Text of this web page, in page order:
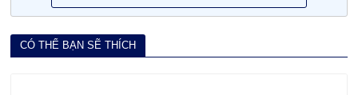
CÓ THỂ BẠN SẼ THÍCH